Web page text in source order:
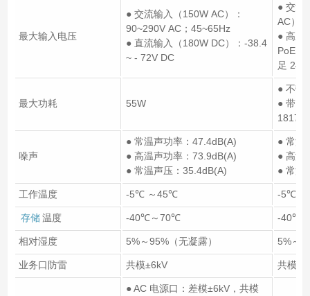
最大输入电压
● 交流输入（150W AC）：
90~290V AC；45~65Hz
● 直流输入（180W DC）：-38.4
~ - 72V DC
● 交流
AC）
● 高压
PoE
足
最大功耗 55W
● 不带
● 带
噪声
● 常温声功率：47.4dB(A)
● 高温声功率：73.9dB(A)
● 常温声压：35.4dB(A)
● 常温
● 高温
● 常温
工作温度 -5℃ ～45℃ -5℃
存储 温度 -40℃～70℃ -40℃
相对湿度 5%～95%（无凝露） 5%～
业务口防雷 共模±6kV 共模
● AC 电源口：差模±6kV，共模